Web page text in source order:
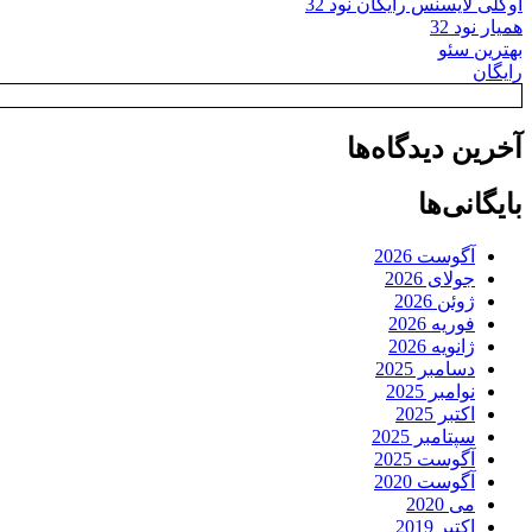
همیار نود 32
بهترین سئو
رایگان
آخرین دیدگاه‌ها
بایگانی‌ها
آگوست 2026
جولای 2026
ژوئن 2026
فوریه 2026
ژانویه 2026
دسامبر 2025
نوامبر 2025
اکتبر 2025
سپتامبر 2025
آگوست 2025
آگوست 2020
می 2020
اکتبر 2019